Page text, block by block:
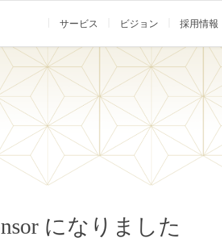
サービス ビジョン 採用情報
になりました